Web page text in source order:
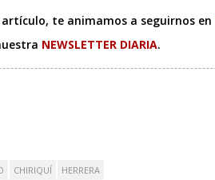
te animamos a seguirnos en
NEWSLETTER DIARIA.
CHIRIQUÍ HERRERA